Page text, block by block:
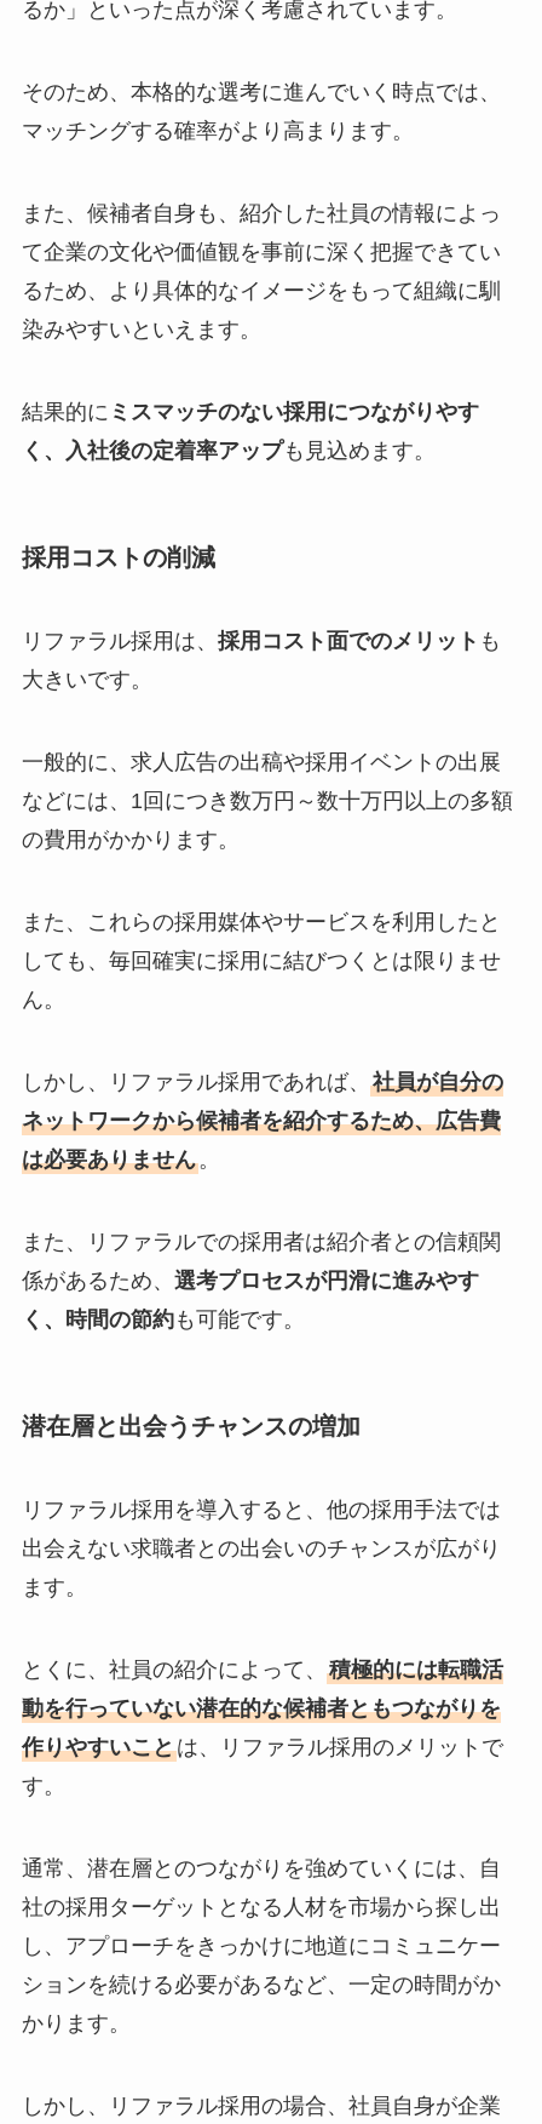
るか」といった点が深く考慮されています。
そのため、本格的な選考に進んでいく時点では、
マッチングする確率がより高まります。
また、候補者自身も、紹介した社員の情報によっ
て企業の文化や価値観を事前に深く把握できてい
るため、より具体的なイメージをもって組織に馴
染みやすいといえます。
結果的に ミスマッチのない採用につながりやす
く、入社後の定着率アップも見込めます。
採用コストの削減
リファラル採用は、 採用コスト面でのメリット も
大きいです。
一般的に、求人広告の出稿や採用イベントの出展
などには、1回につき数万円～数十万円以上の多額
の費用がかかります。
また、これらの採用媒体やサービスを利用したと
しても、毎回確実に採用に結びつくとは限りませ
ん。
しかし、リファラル採用であれば、 社員が自分の
ネットワークから候補者を紹介するため、広告費
は必要ありません。
また、リファラルでの採用者は紹介者との信頼関
係があるため、 選考プロセスが円滑に進みやす
く、時間の節約も可能です。
潜在層と出会うチャンスの増加
リファラル採用を導入すると、他の採用手法では
出会えない求職者との出会いのチャンスが広がり
ます。
とくに、社員の紹介によって、 積極的には転職活
動を行っていない潜在的な候補者ともつながりを
作りやすいことは、リファラル採用のメリットで
す。
通常、潜在層とのつながりを強めていくには、自
社の採用ターゲットとなる人材を市場から探し出
し、アプローチをきっかけに地道にコミュニケー
ションを続ける必要があるなど、一定の時間がか
かります。
しかし、リファラル採用の場合、社員自身が企業